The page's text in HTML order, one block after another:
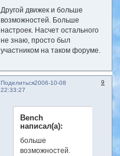
Другой движек и больше
возможностей. Больше
настроек. Насчет остального
не знаю, просто был
участником на таком форуме.
Поделиться 9
2006-10-08
22:33:27
Bench
написал(а):
больше
возможностей.